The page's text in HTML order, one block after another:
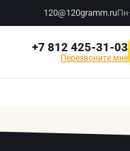
120@120gramm.ru
+7 812 425-31-03
Перезвоните мне